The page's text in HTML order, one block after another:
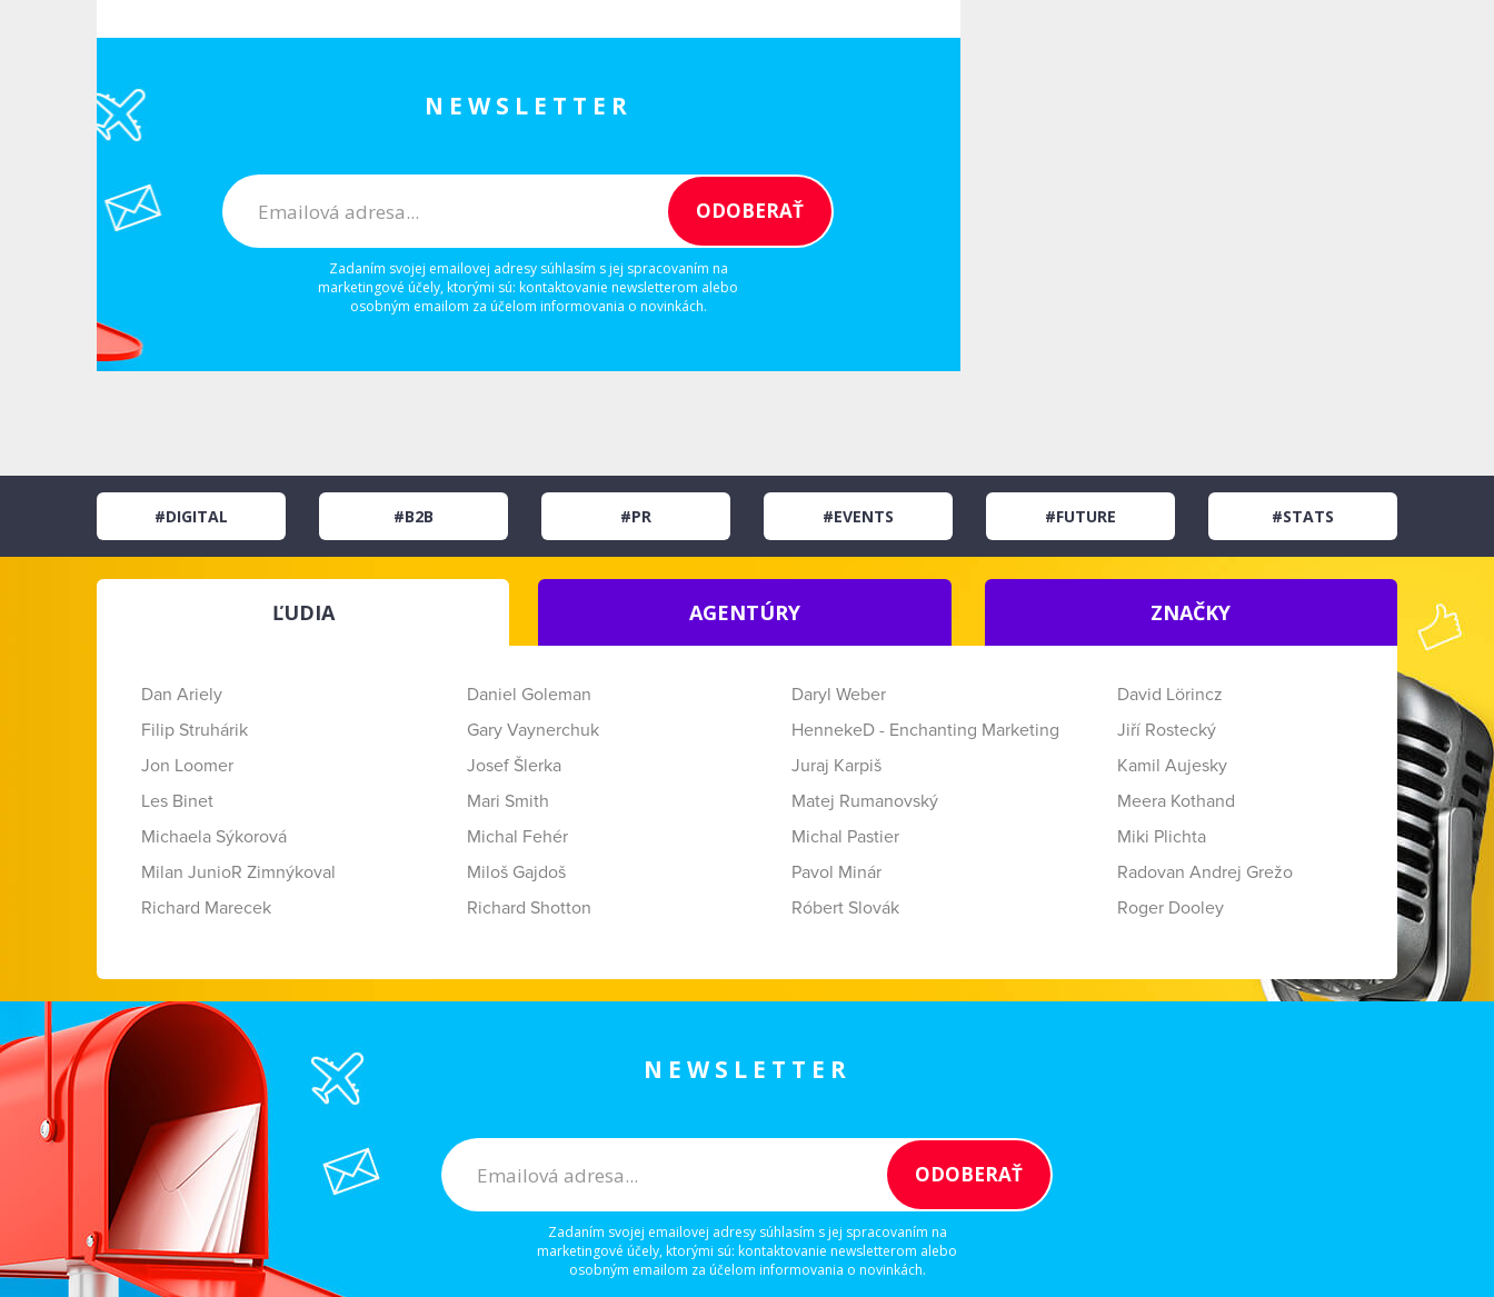
NEWSLETTER
Zadaním svojej emailovej adresy súhlasím s jej spracovaním na
marketingové účely, ktorými sú: kontaktovanie newsletterom alebo
osobným emailom za účelom informovania o novinkách.
#DIGITAL #B2B #PR #EVENTS #FUTURE #STATS
ĽUDIA AGENTÚRY ZNAČKY
Dan Ariely Daniel Goleman Daryl Weber
David Lörincz
Filip Struhárik
Gary Vaynerchuk HennekeD - Enchanting Marketing
Jiří Rostecký
Jon Loomer
Josef Šlerka Juraj Karpiš
Kamil Aujesky
Les Binet
Mari Smith Matej Rumanovský
Meera Kothand
Michaela Sýkorová
Michal Fehér Michal Pastier
Miki Plichta
Milan JunioR Zimnýkoval
Miloš Gajdoš Pavol Minár
Radovan Andrej Grežo
Richard Marecek
Richard Shotton Róbert Slovák Roger Dooley
NEWSLETTER
Zadaním svojej emailovej adresy súhlasím s jej spracovaním na
marketingové účely, ktorými sú: kontaktovanie newsletterom alebo
osobným emailom za účelom informovania o novinkách.